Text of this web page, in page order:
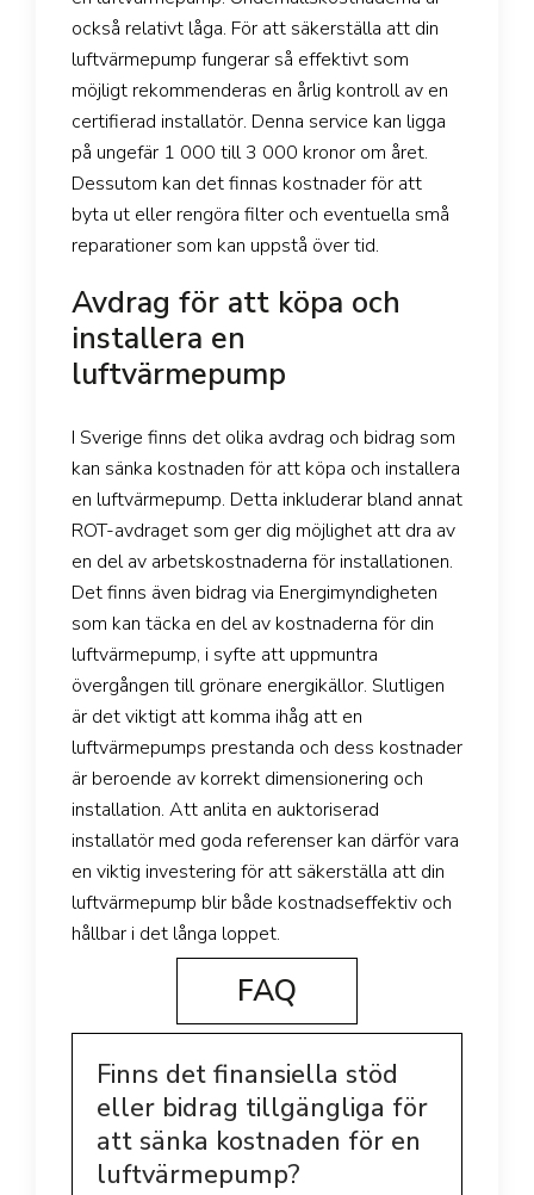
också relativt låga. För att säkerställa att din
luftvärmepump fungerar så effektivt som
möjligt rekommenderas en årlig kontroll av en
certifierad installatör. Denna service kan ligga
på ungefär 1 000 till 3 000 kronor om året.
Dessutom kan det finnas kostnader för att
byta ut eller rengöra filter och eventuella små
reparationer som kan uppstå över tid.
Avdrag för att köpa och
installera en
luftvärmepump
I Sverige finns det olika avdrag och bidrag som
kan sänka kostnaden för att köpa och installera
en luftvärmepump. Detta inkluderar bland annat
ROT-avdraget som ger dig möjlighet att dra av
en del av arbetskostnaderna för installationen.
Det finns även bidrag via Energimyndigheten
som kan täcka en del av kostnaderna för din
luftvärmepump, i syfte att uppmuntra
övergången till grönare energikällor. Slutligen
är det viktigt att komma ihåg att en
luftvärmepumps prestanda och dess kostnader
är beroende av korrekt dimensionering och
installation. Att anlita en auktoriserad
installatör med goda referenser kan därför vara
en viktig investering för att säkerställa att din
luftvärmepump blir både kostnadseffektiv och
hållbar i det långa loppet.
FAQ
Finns det finansiella stöd
eller bidrag tillgängliga för
att sänka kostnaden för en
luftvärmepump?